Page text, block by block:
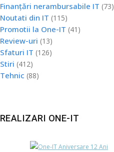
Finanțări nerambursabile IT (73)
Noutati din IT (115)
Promotii la One-IT (41)
Review-uri (13)
Sfaturi IT (126)
Stiri (412)
Tehnic (88)
REALIZARI ONE-IT